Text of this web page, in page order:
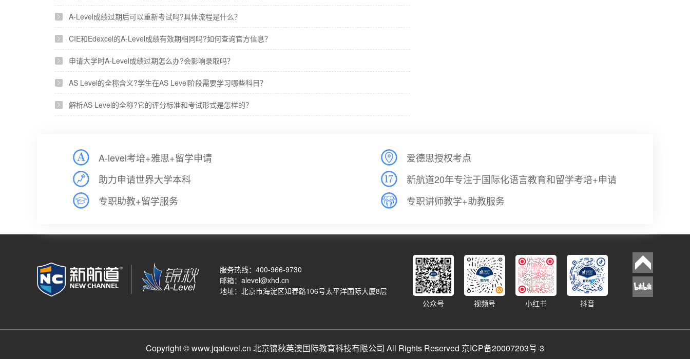
A-Level成绩过期后可以重新考试吗?具体流程是什么？
CIE和Edexcel的A-Level成绩有效期相同吗?如何查询官方信息？
申请大学时A-Level成绩过期怎么办?会影响录取吗？
AS Level的全称含义?学生在AS Level阶段需要学习哪些科目？
解析AS Level的全称?它的评分标准和考试形式是怎样的？
A-level考培+雅思+留学申请
爱德思授权考点
助力申请世界大学本科
新航道20年专注于国际化语言教育和留学考培+申请
专职助教+留学服务
专职讲师教学+助教服务
服务热线：400-966-9730
邮箱：alevel@xhd.cn
地址：北京市海淀区知春路106号太平洋国际大厦8层
公众号
视频号 小红书 抖音
Copyright © www.jqalevel.cn 北京锦秋英澳国际教育科技有限公司 All Rights Reserved 京ICP备20007203号-3